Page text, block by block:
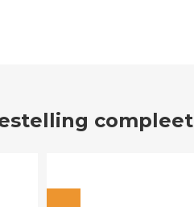
compleet